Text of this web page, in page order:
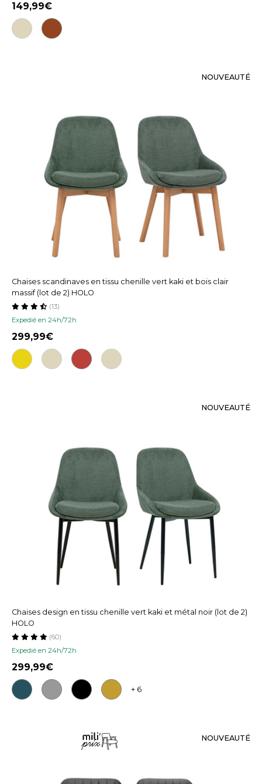
149,99
NOUVEAUTÉ
Chaises scandinaves en tissu chenille vert kaki et bois clair
massif (lot de 2) HOLO
Expedié en 24h/72h
(13)
299,99
NOUVEAUTÉ
Chaises design en tissu chenille vert kaki et métal noir (lot de 2)
HOLO
Expedié en 24h/72h
(60)
299,99
+ 6
NOUVEAUTÉ